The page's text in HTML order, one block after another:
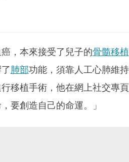
，本來接受了兒子的骨髓移植
肺部功能，須靠人工心肺維
移植手術，他在網上社交專
要創造自己的命運。」